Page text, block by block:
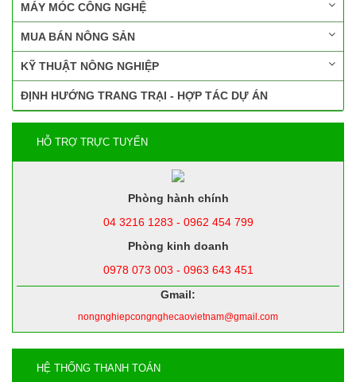
MÁY MÓC CÔNG NGHỆ
MUA BÁN NÔNG SẢN
KỸ THUẬT NÔNG NGHIỆP
ĐỊNH HƯỚNG TRANG TRẠI - HỢP TÁC DỰ ÁN
HỖ TRỢ TRỰC TUYẾN
Phòng hành chính
04 3216 1283 - 0962 454 799
Phòng kinh doanh
0978 073 003 - 0963 643 451
Gmail:
nongnghiepcongnghecaovietnam@gmail.com
HỆ THỐNG THANH TOÁN